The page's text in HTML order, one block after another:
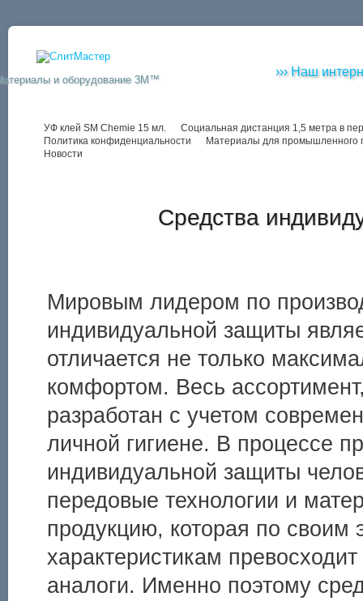
и оборудование 3M™
››› Наш
УФ клей SM Chemie 15 мл.
Социальная дистанция 1,5 метра в
Политика конфиденциальности
Материалы для промышленного
Новости
Средства
Мировым лидером по
индивидуальной защиты
отличается не только
комфортом. Весь
разработан с учетом
личной гигиене. В процессе
индивидуальной защиты
передовые технологии и
продукцию, которая по своим
характеристикам
аналоги. Именно поэтому